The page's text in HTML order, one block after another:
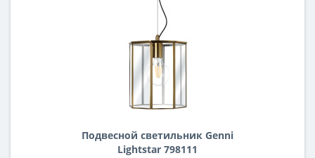
Подвесной светильник Genni
Lightstar 798111